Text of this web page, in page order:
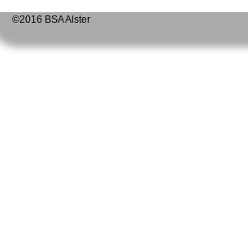
©2016 BSA Alster